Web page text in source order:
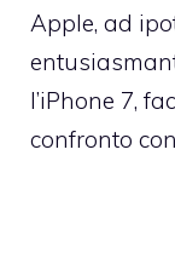
Apple, ad
l’iPhone 7,
confronto